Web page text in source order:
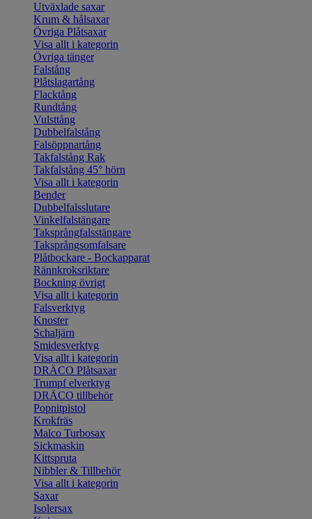
Utväxlade saxar
Krum & hålsaxar
Övriga Plåtsaxar
Visa allt i kategorin
Övriga tänger
Falstång
Plåtslagartång
Flacktång
Rundtång
Vulsttång
Dubbelfalstång
Falsöppnartång
Takfalstång Rak
Takfalstång 45° hörn
Visa allt i kategorin
Bender
Dubbelfalsslutare
Vinkelfalstängare
Taksprångfalsstängare
Taksprångsomfalsare
Plåtbockare - Bockapparat
Rännkroksriktare
Bockning övrigt
Visa allt i kategorin
Falsverktyg
Knoster
Schaljärn
Smidesverktyg
Visa allt i kategorin
DRÄCO Plåtsaxar
Trumpf elverktyg
DRÄCO tillbehör
Popnitpistol
Krokfräs
Malco Turbosax
Sickmaskin
Kittspruta
Nibbler & Tillbehör
Visa allt i kategorin
Saxar
Isolersax